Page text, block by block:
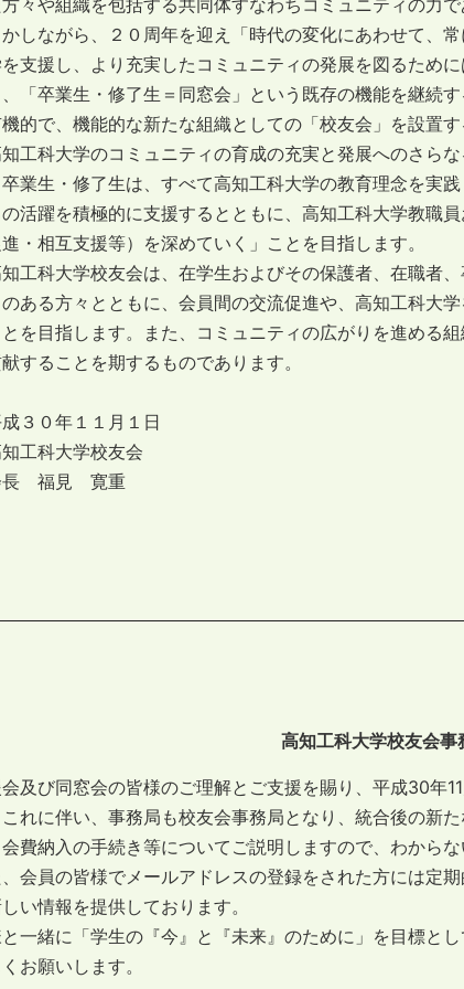
しながら、２０周年を迎え「時代の変化にあわせて、
支援し、より充実したコミュニティの発展を図るため
「卒業生・修了生＝同窓会」という既存の機能を継続
的で、機能的な新たな組織としての「校友会」を設置
工科大学のコミュニティの育成の充実と発展へのさら
業生・修了生は、すべて高知工科大学の教育理念を実
活躍を積極的に支援するとともに、高知工科大学教職
・相互支援等）を深めていく」ことを目指します。
工科大学校友会は、在学生およびその保護者、在職者
ある方々とともに、会員間の交流促進や、高知工科大
とを目指します。また、コミュニティの広がりを進める
することを期するものであります。
３０年１１月１日
工科大学校友会
福見 寛重
高知工科大学校友会事
及び同窓会の皆様のご理解とご支援を賜り、平成30年
れに伴い、事務局も校友会事務局となり、統合後の新
費納入の手続き等についてご説明しますので、わから
、会員の皆様でメールアドレスの登録をされた方には定
い情報を提供しております。
一緒に「学生の『今』と『未来』のために」を目標と
お願いします。